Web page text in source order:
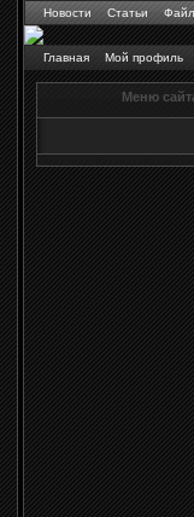
Новости Статьи
Главная Мой профиль
Меню